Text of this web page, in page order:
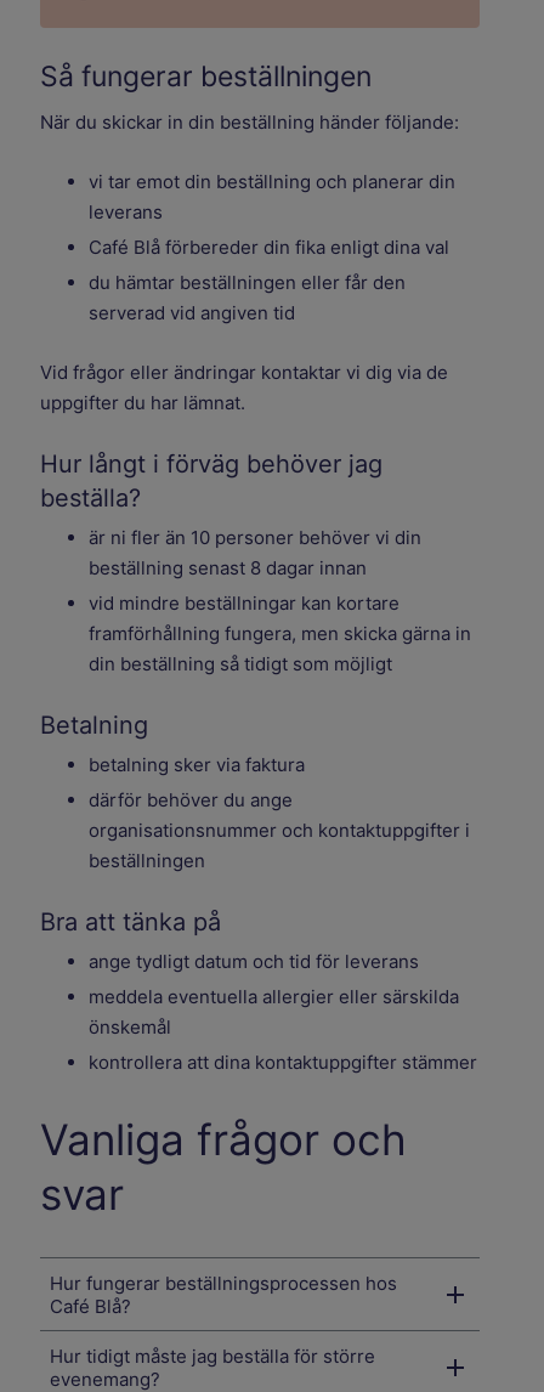
Så fungerar beställningen
När du skickar in din beställning händer följande:
vi tar emot din beställning och planerar din
leverans
Café Blå förbereder din fika enligt dina val
du hämtar beställningen eller får den
serverad vid angiven tid
Vid frågor eller ändringar kontaktar vi dig via de
uppgifter du har lämnat.
Hur långt i förväg behöver jag
beställa?
är ni fler än 10 personer behöver vi din
beställning senast 8 dagar innan
vid mindre beställningar kan kortare
framförhållning fungera, men skicka gärna in
din beställning så tidigt som möjligt
Betalning
betalning sker via faktura
därför behöver du ange
organisationsnummer och kontaktuppgifter i
beställningen
Bra att tänka på
ange tydligt datum och tid för leverans
meddela eventuella allergier eller särskilda
önskemål
kontrollera att dina kontaktuppgifter stämmer
Vanliga frågor och
svar
Hur fungerar beställningsprocessen hos
Café Blå?
Hur tidigt måste jag beställa för större
evenemang?